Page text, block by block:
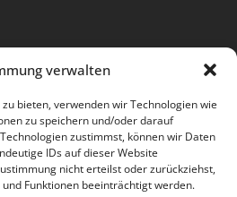
verwalten
bieten, verwenden wir Technologien wie
zu speichern und/oder darauf
zustimmst, können wir Daten
IDs auf dieser Website
nicht erteilst oder zurückziehst,
Funktionen beeinträchtigt werden.
14.00 – 18.00 Uhr